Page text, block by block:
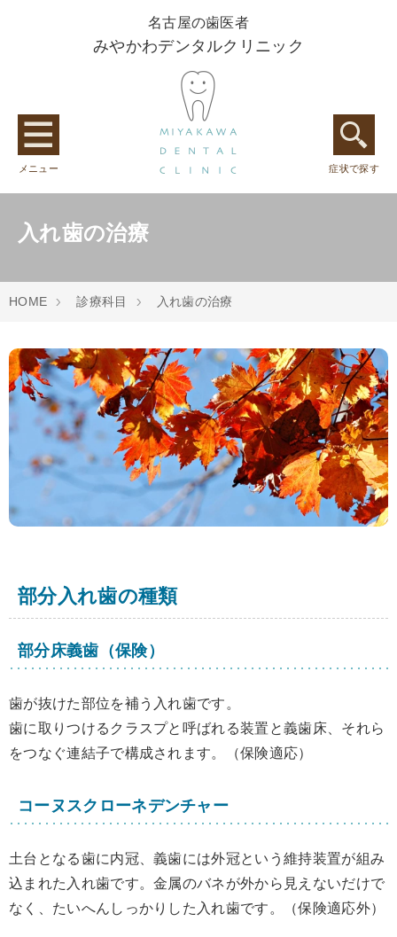
名古屋の歯医者
みやかわデンタルクリニック
メニュー 症状で探す
入れ歯の治療
HOME 診療科目 入れ歯の治療
部分入れ歯の種類
部分床義歯（保険）
歯が抜けた部位を補う入れ歯です。
歯に取りつけるクラスプと呼ばれる装置と義歯床、それら
をつなぐ連結子で構成されます。（保険適応）
コーヌスクローネデンチャー
土台となる歯に内冠、義歯には外冠という維持装置が組み
込まれた入れ歯です。金属のバネが外から見えないだけで
なく、たいへんしっかりした入れ歯です。（保険適応外）